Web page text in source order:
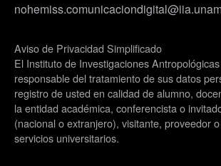
Aviso de Privacidad Simplificado
El Instituto de Investigaciones
responsable del tratamiento de sus datos
registro de usted en calidad de alumno,
la entidad académica, conferencista o
(nacional o extranjero), visitante, proveedor
servicios universitarios.